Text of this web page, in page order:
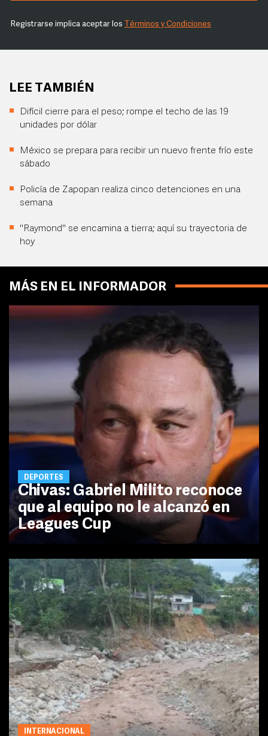
Registrarse implica aceptar los Términos y Condiciones
LEE TAMBIÉN
Difícil cierre para el peso; rompe el techo de las 19
unidades por dólar
México se prepara para recibir un nuevo frente frío este
sábado
Policía de Zapopan realiza cinco detenciones en una
semana
"Raymond" se encamina a tierra; aquí su trayectoria de
hoy
MÁS EN EL INFORMADOR
DEPORTES
Chivas: Gabriel Milito reconoce
que al equipo no le alcanzó en
Leagues Cup
INTERNACIONAL